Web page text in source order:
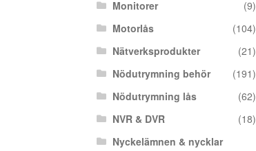
Monitorer
(9)
Motorlås
(104)
Nätverksprodukter
(21)
Nödutrymning behör
(191)
Nödutrymning lås
(62)
NVR & DVR
(18)
Nyckelämnen & nycklar